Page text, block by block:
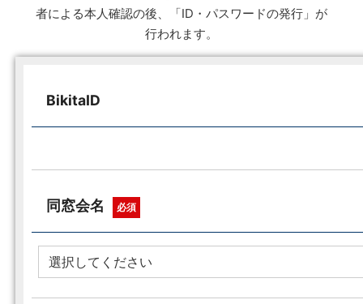
者による本人確認の後、「ID・パスワードの発行」が
行われます。
BikitaID
同窓会名 必須